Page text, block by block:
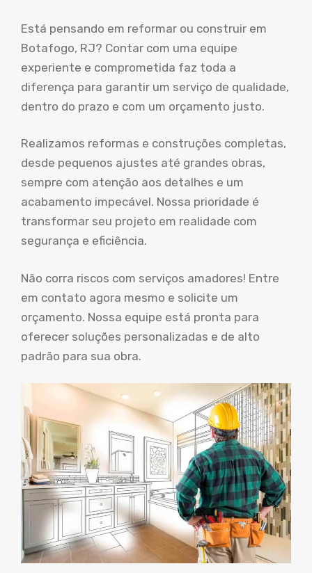
Está pensando em reformar ou construir em
Botafogo, RJ? Contar com uma equipe
experiente e comprometida faz toda a
diferença para garantir um serviço de qualidade,
dentro do prazo e com um orçamento justo.
Realizamos reformas e construções completas,
desde pequenos ajustes até grandes obras,
sempre com atenção aos detalhes e um
acabamento impecável. Nossa prioridade é
transformar seu projeto em realidade com
segurança e eficiência.
Não corra riscos com serviços amadores! Entre
em contato agora mesmo e solicite um
orçamento. Nossa equipe está pronta para
oferecer soluções personalizadas e de alto
padrão para sua obra.